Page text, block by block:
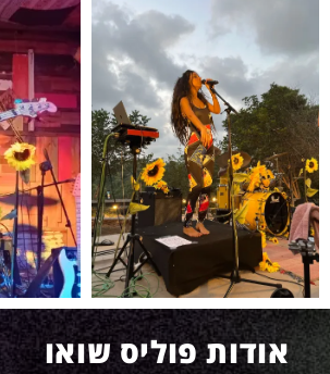
אודות פוליס שואו